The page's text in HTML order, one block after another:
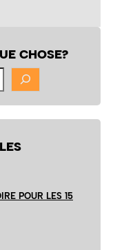
CHOSE?
POUR LES 15